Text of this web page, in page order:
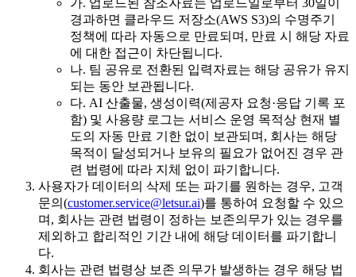
가. 업로드된 참조자료는 업로드일로부터 30일이
경과하면 클라우드 저장소(AWS S3)의 수명주기
정책에 따라 자동으로 만료되며, 만료 시 해당 자료
에 대한 접근이 차단됩니다.
나. 팀 공유로 전환된 입력자료는 해당 공유가 유지
되는 동안 보관됩니다.
다. AI 산출물, 생성이력(제공자 요청·응답 기록 포
함) 및 사용량 로그는 서비스 운영 목적상 현재 별
도의 자동 만료 기한 없이 보관되며, 회사는 해당
목적이 달성되거나 보유의 필요가 없어진 경우 관
련 법령에 따라 지체 없이 파기합니다.
사용자가 데이터의 삭제 또는 파기를 원하는 경우, 고객
문의(customer.service@letsur.ai)를 통하여 요청할 수 있으
며, 회사는 관련 법령이 정하는 보존의무가 있는 경우를
제외하고 합리적인 기간 내에 해당 데이터를 파기합니
다.
회사는 관련 법령상 보존 의무가 발생하는 경우 해당 법